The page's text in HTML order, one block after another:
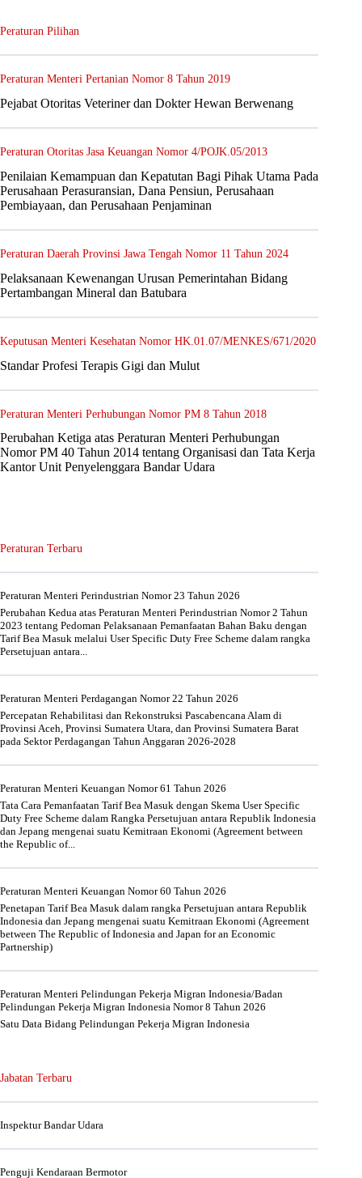
Peraturan Pilihan
Peraturan Menteri Pertanian Nomor 8 Tahun 2019
Pejabat Otoritas Veteriner dan Dokter Hewan Berwenang
Peraturan Otoritas Jasa Keuangan Nomor 4/POJK.05/2013
Penilaian Kemampuan dan Kepatutan Bagi Pihak Utama Pada
Perusahaan Perasuransian, Dana Pensiun, Perusahaan
Pembiayaan, dan Perusahaan Penjaminan
Peraturan Daerah Provinsi Jawa Tengah Nomor 11 Tahun 2024
Pelaksanaan Kewenangan Urusan Pemerintahan Bidang
Pertambangan Mineral dan Batubara
Keputusan Menteri Kesehatan Nomor HK.01.07/MENKES/671/2020
Standar Profesi Terapis Gigi dan Mulut
Peraturan Menteri Perhubungan Nomor PM 8 Tahun 2018
Perubahan Ketiga atas Peraturan Menteri Perhubungan
Nomor PM 40 Tahun 2014 tentang Organisasi dan Tata Kerja
Kantor Unit Penyelenggara Bandar Udara
Peraturan Terbaru
Peraturan Menteri Perindustrian Nomor 23 Tahun 2026
Perubahan Kedua atas Peraturan Menteri Perindustrian Nomor 2 Tahun
2023 tentang Pedoman Pelaksanaan Pemanfaatan Bahan Baku dengan
Tarif Bea Masuk melalui User Specific Duty Free Scheme dalam rangka
Persetujuan antara...
Peraturan Menteri Perdagangan Nomor 22 Tahun 2026
Percepatan Rehabilitasi dan Rekonstruksi Pascabencana Alam di
Provinsi Aceh, Provinsi Sumatera Utara, dan Provinsi Sumatera Barat
pada Sektor Perdagangan Tahun Anggaran 2026-2028
Peraturan Menteri Keuangan Nomor 61 Tahun 2026
Tata Cara Pemanfaatan Tarif Bea Masuk dengan Skema User Specific
Duty Free Scheme dalam Rangka Persetujuan antara Republik Indonesia
dan Jepang mengenai suatu Kemitraan Ekonomi (Agreement between
the Republic of...
Peraturan Menteri Keuangan Nomor 60 Tahun 2026
Penetapan Tarif Bea Masuk dalam rangka Persetujuan antara Republik
Indonesia dan Jepang mengenai suatu Kemitraan Ekonomi (Agreement
between The Republic of Indonesia and Japan for an Economic
Partnership)
Peraturan Menteri Pelindungan Pekerja Migran Indonesia/Badan
Pelindungan Pekerja Migran Indonesia Nomor 8 Tahun 2026
Satu Data Bidang Pelindungan Pekerja Migran Indonesia
Jabatan Terbaru
Inspektur Bandar Udara
Penguji Kendaraan Bermotor